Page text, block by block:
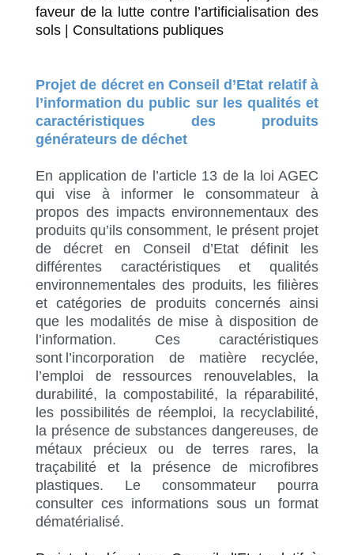
faveur de la lutte contre l’artificialisation des
sols | Consultations publiques
Projet de décret en Conseil d’Etat relatif à
l’information du public sur les qualités et
caractéristiques des produits
générateurs de déchet
En application de l’article 13 de la loi AGEC
qui vise à informer le consommateur à
propos des impacts environnementaux des
produits qu’ils consomment, le présent projet
de décret en Conseil d’Etat définit les
différentes caractéristiques et qualités
environnementales des produits, les filières
et catégories de produits concernés ainsi
que les modalités de mise à disposition de
l’information. Ces caractéristiques
sont l’incorporation de matière recyclée,
l’emploi de ressources renouvelables, la
durabilité, la compostabilité, la réparabilité,
les possibilités de réemploi, la recyclabilité,
la présence de substances dangereuses, de
métaux précieux ou de terres rares, la
traçabilité et la présence de microfibres
plastiques. Le consommateur pourra
consulter ces informations sous un format
dématérialisé.